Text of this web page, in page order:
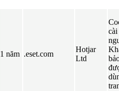
1 năm .eset.com
Hotjar
Ltd